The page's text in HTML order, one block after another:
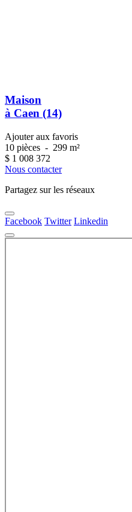
Maison
à Caen (14)
Ajouter aux favoris
10 pièces - 299 m²
$ 1 008 372
Nous contacter
Partagez sur les réseaux
Facebook Twitter Linkedin